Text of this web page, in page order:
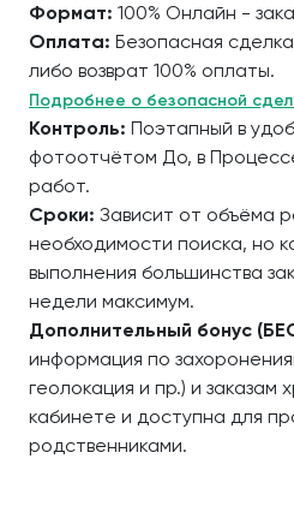
Формат: 100% Онлайн -
Оплата: Безопасная
либо возврат 100% оплаты.
Подробнее о безопасной
Контроль: Поэтапный в
фотоотчётом До, в
работ.
Сроки: Зависит от объёма
необходимости поиска, но
выполнения большинства
недели максимум.
Дополнительный бонус
информация по
геолокация и пр.) и заказам
кабинете и доступна для
родственниками.